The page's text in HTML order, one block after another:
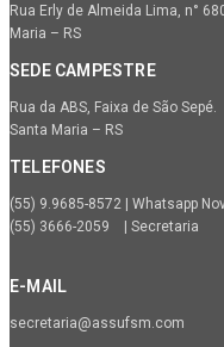
Rua Erly de Almeida Lima, n°
Maria – RS
SEDE CAMPESTRE
Rua da ABS, Faixa de São Sepé.
Santa Maria – RS
TELEFONES
(55) 9.9685-8572 | Whatsapp
(55) 3666-2059 | Secretaria
E-MAIL
secretaria@assufsm.com